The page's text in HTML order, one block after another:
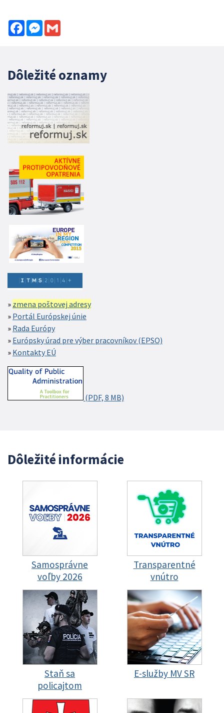
FacebookMessenger
Dôležité oznamy
zmena poštovej adresy
Portál Európskej únie
Rada Európy
Európsky úrad pre výber pracovníkov (EPSO)
Kontakty EÚ
(PDF, 8 MB)
Dôležité informácie
Samosprávne
voľby 2026
Transparentné
vnútro
Staň sa
policajtom
E-služby MV SR